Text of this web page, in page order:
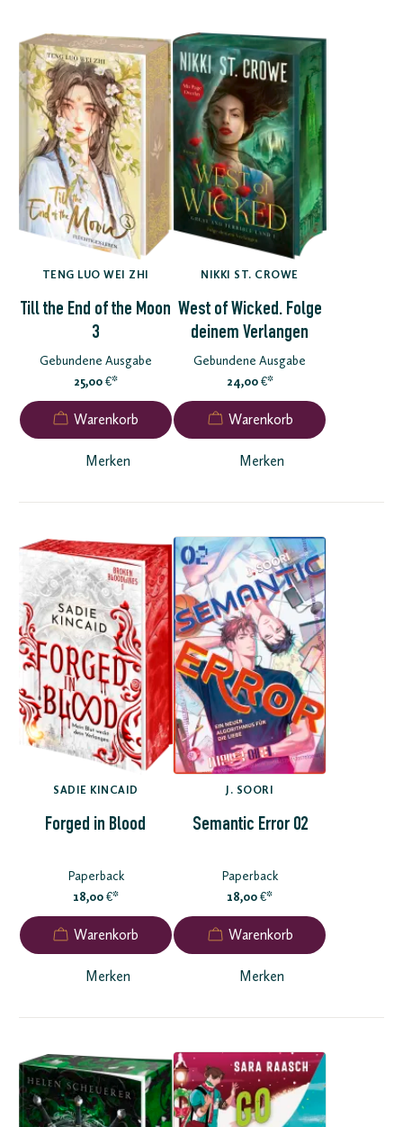
TENG LUO WEI ZHI
Till the End of the Moon
3
Gebundene Ausgabe
25,00 €*
Merken
NIKKI ST. CROWE
West of Wicked. Folge
deinem Verlangen
Gebundene Ausgabe
24,00 €*
Merken
SADIE KINCAID
Forged in Blood
Paperback
18,00 €*
Merken
J. SOORI
Semantic Error 02
Paperback
18,00€*
Merken